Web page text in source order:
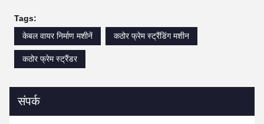
Tags:
केबल वायर निर्माण मशीनें
कठोर फ्रेम स्ट्रैंडिंग मशीन
कठोर फ्रेम स्ट्रैंडर
संपर्क